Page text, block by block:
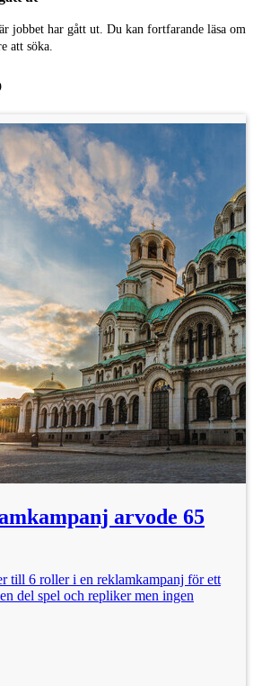
jobbet har gått ut. Du kan fortfarande läsa om
att söka.
arvode 65
till 6 roller i en reklamkampanj för ett
del spel och repliker men ingen